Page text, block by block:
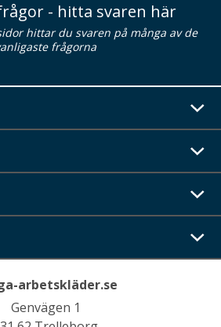
- hitta svaren här
hittar du svaren på många av de
frågorna
arbetskläder.se
Genvägen 1